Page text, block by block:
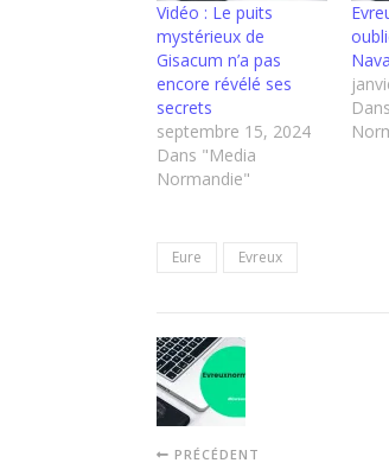
Vidéo : Le puits
mystérieux de
Gisacum n’a pas
encore révélé ses
secrets
septembre 15, 2024
Dans "Media
Normandie"
Eure Evreux
PRÉCÉDENT